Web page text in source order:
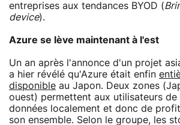
entreprises aux tendances BYOD (
device).
Azure se lève maintenant à l'est
Un an après l'annonce d'un projet
a hier révélé qu'Azure était enfin
disponible au Japon. Deux zones
ouest) permettent aux utilisateurs de
données localement et donc de
son ensemble. Selon le groupe, les